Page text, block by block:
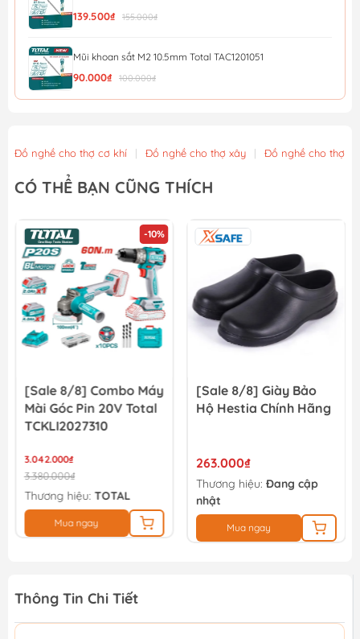
139.500₫ 155.000₫
Mũi khoan sắt M2 10.5mm Total TAC1201051
90.000₫ 100.000₫
Khay đựng mũi khoan vặn vít bằng nhựa, có đế từ tính...
90.250₫
Khay đựng mũi khoan vặn vít bằng nhựa, có đế từ tính...
133.000₫ 140.000₫
Đồ nghề cho thợ cơ khí | Đồ nghề cho thợ xây | Đồ nghề cho thợ
CÓ THỂ BẠN CŨNG THÍCH
-10%
[Sale 8/8] Combo Máy
Mài Góc Pin 20V Total
TCKLI2027310
3.042.000₫
3.380.000₫
Thương hiệu: TOTAL
Mua ngay
[Sale 8/8] Giày Bảo
Hộ Hestia Chính Hãng
263.000₫
Thương hiệu: Đang cập
nhật
Mua ngay
Thông Tin Chi Tiết